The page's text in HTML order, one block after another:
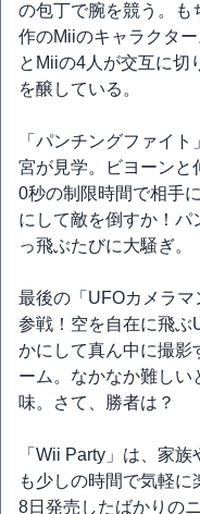
の包丁で腕を競う。も
作のMiiのキャラクタ
とMiiの4人が交互に切
を醸している。
「パンチングファイ
宮が見学。ビヨーンと
0秒の制限時間で相手
にして敵を倒すか！パ
っ飛ぶたびに大騒ぎ。
最後の「UFOカメラ
参戦！空を自在に飛ぶ
かにして真ん中に撮影
ーム。なかなか難しい
味。さて、勝者は？
「Wii Party」は、家
も少しの時間で気軽に
8日発売したばかりの